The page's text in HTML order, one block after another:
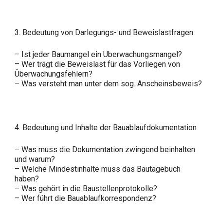
3. Bedeutung von Darlegungs- und Beweislastfragen
– Ist jeder Baumangel ein Überwachungsmangel?
– Wer trägt die Beweislast für das Vorliegen von
Überwachungsfehlern?
– Was versteht man unter dem sog. Anscheinsbeweis?
4. Bedeutung und Inhalte der Bauablaufdokumentation
– Was muss die Dokumentation zwingend beinhalten
und warum?
– Welche Mindestinhalte muss das Bautagebuch
haben?
– Was gehört in die Baustellenprotokolle?
– Wer führt die Bauablaufkorrespondenz?